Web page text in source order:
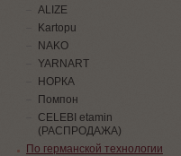
ALIZE
Kartopu
NAKO
YARNART
НОРКА
Помпон
СELEBI etamin
(РАСПРОДАЖА)
По германской технологии